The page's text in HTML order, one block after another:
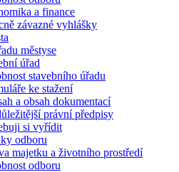
a finance
závazné vyhlášky
městyse
úřad
stavebního úřadu
ke stažení
a obsah dokumentací
právní předpisy
si vyřídit
odboru
majetku a životního prostředí
odboru